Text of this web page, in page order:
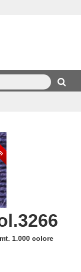
1.000 colore